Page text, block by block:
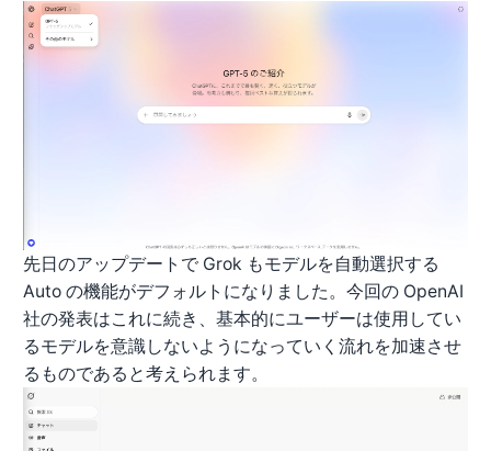
先日のアップデートで Grok もモデルを自動選択する
Auto の機能がデフォルトになりました。今回の OpenAI
社の発表はこれに続き、基本的にユーザーは使用してい
るモデルを意識しないようになっていく流れを加速させ
るものであると考えられます。